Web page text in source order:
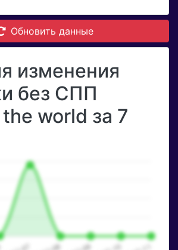
Обновить данные
изменения
без СПП
world за 7